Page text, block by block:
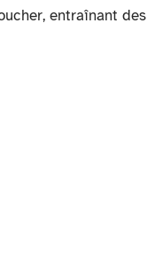
entraînant des